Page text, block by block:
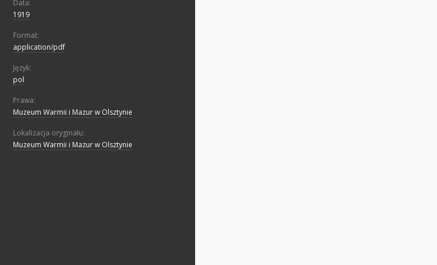
Data:
1919
Format:
application/pdf
Język:
pol
Prawa:
Muzeum Warmii i Mazur w Olsztynie
Lokalizacja oryginału:
Muzeum Warmii i Mazur w Olsztynie